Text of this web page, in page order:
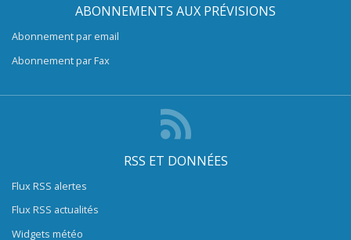
ABONNEMENTS AUX PRÉVISIONS
Abonnement par email
Abonnement par Fax
RSS ET DONNÉES
Flux RSS alertes
Flux RSS actualités
Widgets météo